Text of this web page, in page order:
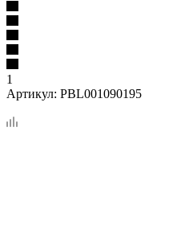
1
Артикул: PBL001090195